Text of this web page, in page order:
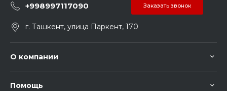
+998997117090 Заказать звонок
г. Ташкент, улица Паркент, 170
О компании
Помощь